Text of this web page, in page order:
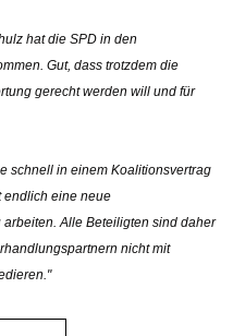
hat die SPD in den
Gut, dass trotzdem die
gerecht werden will und für
schnell in einem Koalitionsvertrag
endlich eine neue
Alle Beteiligten sind daher
nicht mit